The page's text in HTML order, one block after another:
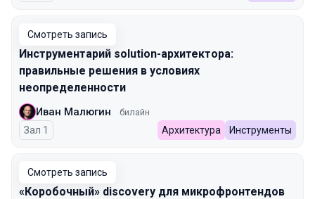
Смотреть запись
Инструментарий solution-архитектора:
правильные решения в условиях
неопределенности
Иван Малюгин билайн
Зал 1 Архитектура Инструменты
Смотреть запись
«Коробочный» discovery для микрофронтендов